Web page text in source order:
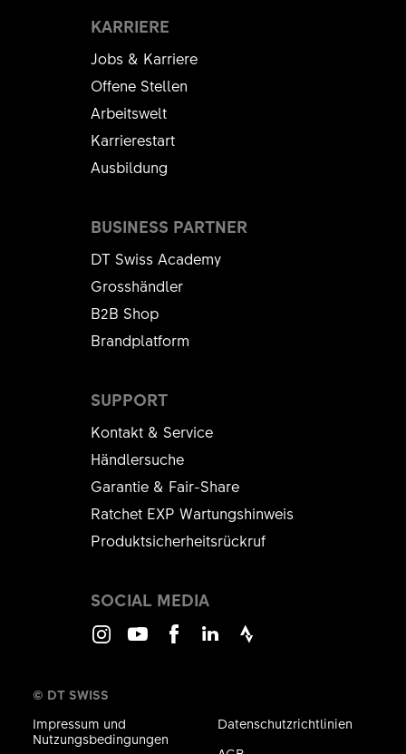
KARRIERE
Jobs & Karriere
Offene Stellen
Arbeitswelt
Karrierestart
Ausbildung
SUPPORT
Kontakt & Service
Händlersuche
Garantie & Fair-Share
Ratchet EXP Wartungshinweis
Produktsicherheitsrückruf
BUSINESS PARTNER
DT Swiss Academy
Grosshändler
B2B Shop
Brandplatform
SOCIAL MEDIA
© DT SWISS
Impressum und
Nutzungsbedingungen
Datenschutzrichtlinien